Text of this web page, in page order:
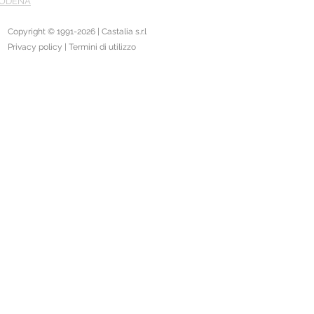
Copyright © 1991-2026 | Castalia s.r.l
Privacy policy | Termini di utilizzo